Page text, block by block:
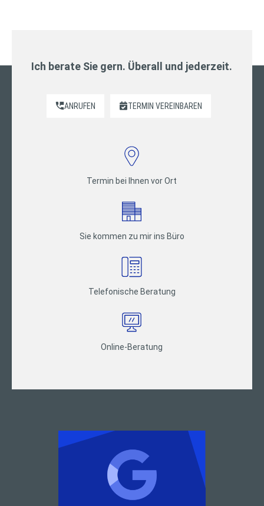
Ich berate Sie gern. Überall und jederzeit.
ANRUFEN TERMIN VEREINBAREN
Termin bei Ihnen vor Ort
Sie kommen zu mir ins Büro
Telefonische Beratung
Online-Beratung